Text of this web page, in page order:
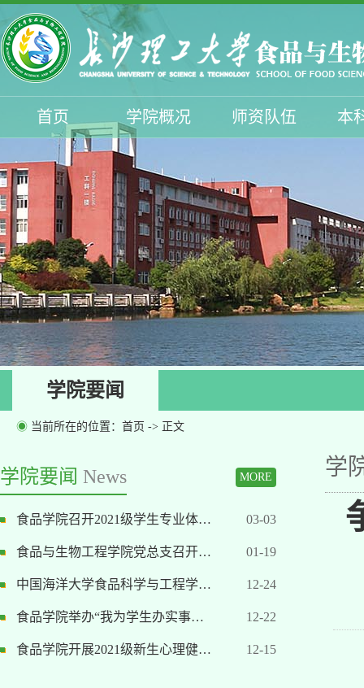
首页 学院概况 师资队伍 本
学生工作 招生工作
学院要闻
◉ 当前所在的位置： 首页 -> 正文
学院要闻 News MORE
食品学院召开2021级学生专业体… 03-03
食品与生物工程学院党总支召开… 01-19
中国海洋大学食品科学与工程学… 12-24
食品学院举办“我为学生办实事… 12-22
食品学院开展2021级新生心理健… 12-15
学